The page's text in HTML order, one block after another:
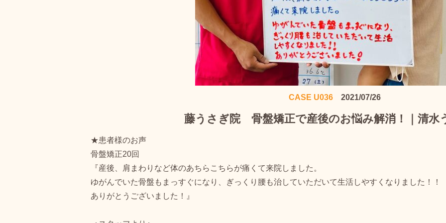
CASE U036 2021/07/26
藤うさぎ院 骨盤矯正で産後のお悩み解消！｜清水
★患者様のお声
骨盤矯正20回
『産後、肩まわりなど体のあちらこちらが痛くて来院しました。
ゆがんでいた骨盤もまっすぐになり、ぎっくり腰も治していただいて生活しやすくなりました！！
ありがとうございました！』